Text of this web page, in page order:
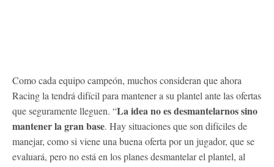
Como cada equipo campeón, muchos consideran que ahora
Racing la tendrá difícil para mantener a su plantel ante las ofertas
que seguramente lleguen. “La idea no es desmantelarnos sino
mantener la gran base. Hay situaciones que son difíciles de
manejar, como si viene una buena oferta por un jugador, que se
evaluará, pero no está en los planes desmantelar el plantel, al